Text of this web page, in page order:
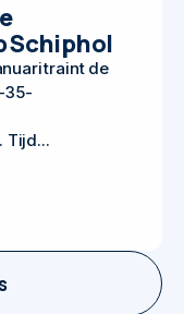
Schiphol
traint de
35-
Tijd...